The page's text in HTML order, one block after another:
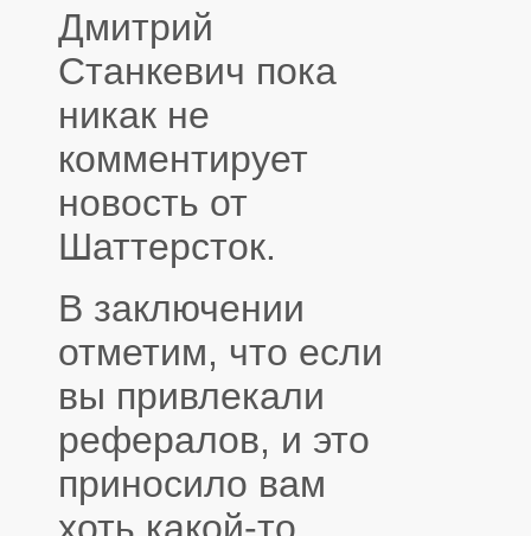
Дмитрий
Станкевич пока
никак не
комментирует
новость от
Шаттерсток.
В заключении
отметим, что если
вы привлекали
рефералов, и это
приносило вам
хоть какой-то